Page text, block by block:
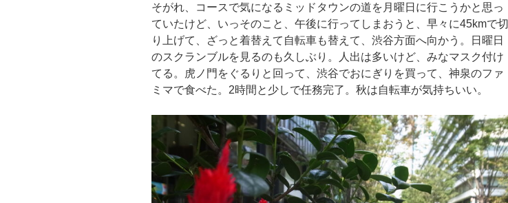
そがれ、コースで気になるミッドタウンの道を月曜日に行こうかと思っ
ていたけど、いっそのこと、午後に行ってしまおうと、早々に45kmで切
り上げて、ざっと着替えて自転車も替えて、渋谷方面へ向かう。日曜日
のスクランブルを見るのも久しぶり。人出は多いけど、みなマスク付け
てる。虎ノ門をぐるりと回って、渋谷でおにぎりを買って、神泉のファ
ミマで食べた。2時間と少しで任務完了。秋は自転車が気持ちいい。